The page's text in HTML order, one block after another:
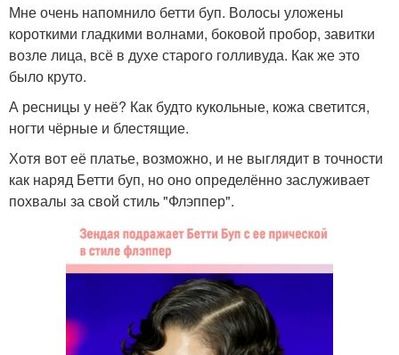
Мне очень напомнило бетти буп. Волосы уложены
короткими гладкими волнами, боковой пробор, завитки
возле лица, всё в духе старого голливуда. Как же это
было круто.
А ресницы у неё? Как будто кукольные, кожа светится,
ногти чёрные и блестящие.
Хотя вот её платье, возможно, и не выглядит в точности
как наряд Бетти буп, но оно определённо заслуживает
похвалы за свой стиль "Флэппер".